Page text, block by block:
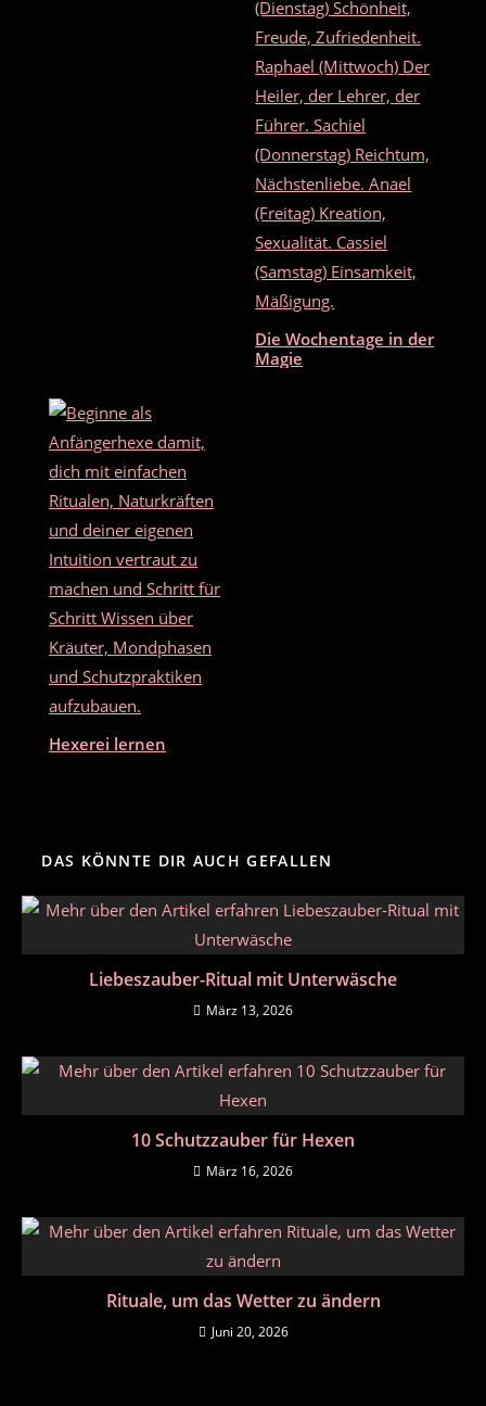
Die Wochentage in der
Magie
Hexerei lernen
DAS KÖNNTE DIR AUCH GEFALLEN
Liebeszauber-Ritual mit Unterwäsche
März 13, 2026
10 Schutzzauber für Hexen
März 16, 2026
Rituale, um das Wetter zu ändern
Juni 20, 2026